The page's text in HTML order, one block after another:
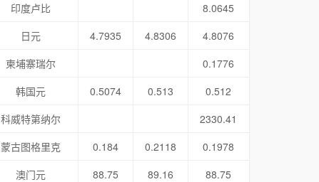
印度卢比
8.0645
日元
4.7935 4.8306
4.8076
柬埔寨瑞尔
0.1776
韩国元
0.5074 0.513
0.512
科威特第纳尔
2330.41
蒙古图格里克
0.184 0.2118
0.1978
澳门元
88.75 89.16
88.75